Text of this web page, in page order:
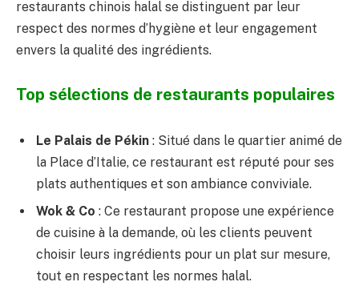
restaurants chinois halal se distinguent par leur
respect des normes d’hygiène et leur engagement
envers la qualité des ingrédients.
Top sélections de restaurants populaires
Le Palais de Pékin : Situé dans le quartier animé de
la Place d’Italie, ce restaurant est réputé pour ses
plats authentiques et son ambiance conviviale.
Wok & Co : Ce restaurant propose une expérience
de cuisine à la demande, où les clients peuvent
choisir leurs ingrédients pour un plat sur mesure,
tout en respectant les normes halal.